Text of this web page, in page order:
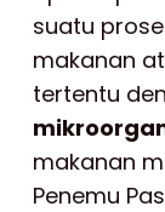
suatu
makanan
tertentu
makanan
Penemu